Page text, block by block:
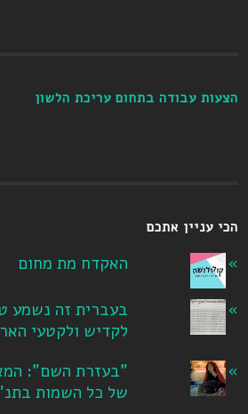
הצעות עבודה בתחום עריכת הלשון
הכי עניין אתכם
האקדח מת מחום
בעברית זה נשמע
לקדיש ולקטעי
"בעזרת השם":
של כל השמות